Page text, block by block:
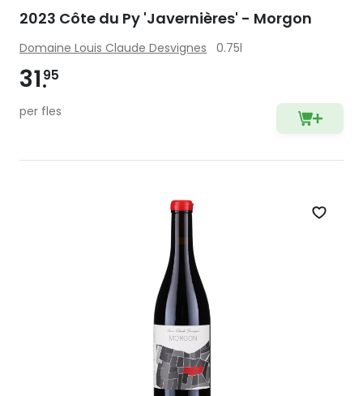
2023 Côte du Py 'Javernières' - Morgon
Domaine Louis Claude Desvignes 0.75l
31 95
per fles
Zet